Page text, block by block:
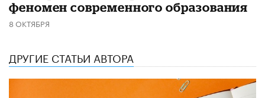
феномен современного образования
8 ОКТЯБРЯ
ДРУГИЕ СТАТЬИ АВТОРА